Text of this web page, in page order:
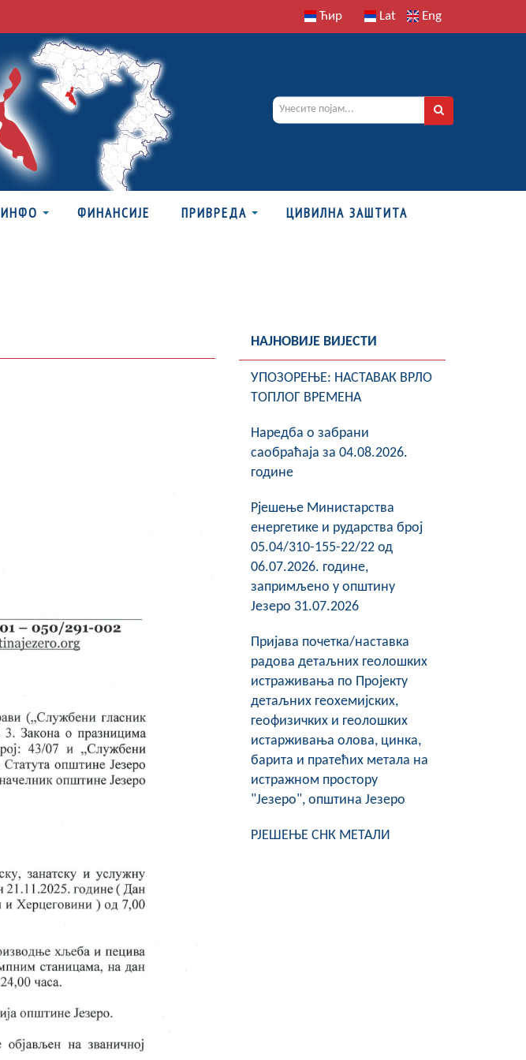
Ћир Lat Eng
ИНФО ФИНАНСИЈЕ ПРИВРЕДА ЦИВИЛНА ЗАШТИТА
НАЈНОВИЈЕ ВИЈЕСТИ
УПОЗОРЕЊЕ: НАСТАВАК ВРЛО
ТОПЛОГ ВРЕМЕНА
Наредба о забрани
саобраћаја за 04.08.2026.
године
Рјешење Министарства
енергетике и рударства број
05.04/310-155-22/22 од
06.07.2026. године,
запримљено у општину
Језеро 31.07.2026
Пријава почетка/наставка
радова детаљних геолошких
истраживања по Пројекту
детаљних геохемијских,
геофизичких и геолошких
истарживања олова, цинка,
барита и пратећих метала на
истражном простору
"Језеро", општина Језеро
РЈЕШЕЊЕ СНК МЕТАЛИ